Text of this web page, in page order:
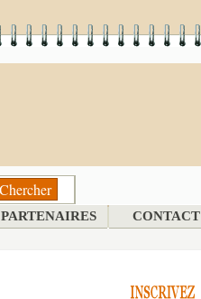
PARTENAIRES CONTACT